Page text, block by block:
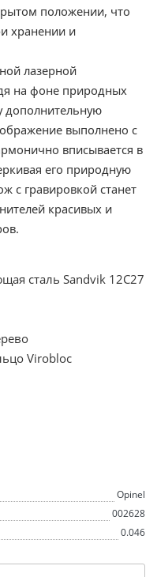
положении, что
хранении и
лазерной
на фоне природных
дополнительную
выполнено с
вписывается в
его природную
с гравировкой станет
красивых и
сталь Sandvik 12C27
Virobloc
Opinel
002628
0.046